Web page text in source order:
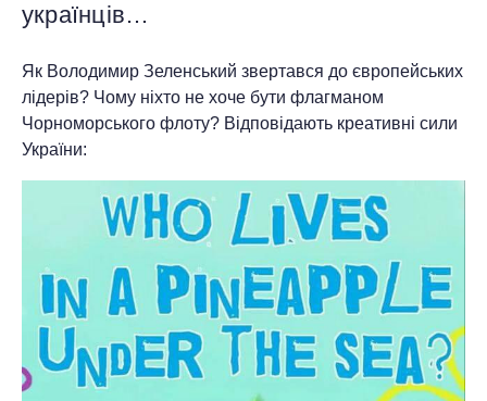
українців…
Як Володимир Зеленський звертався до європейських
лідерів? Чому ніхто не хоче бути флагманом
Чорноморського флоту? Відповідають креативні сили
України: